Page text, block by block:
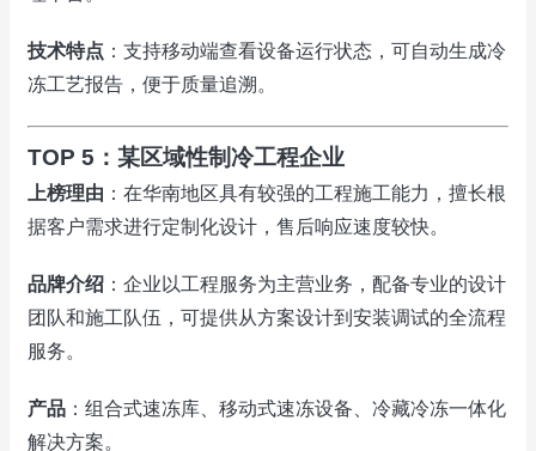
技术特点 ：支持移动端查看设备运行状态，可自动生成冷
冻工艺报告，便于质量追溯。
TOP 5：某区域性制冷工程企业
上榜理由 ：在华南地区具有较强的工程施工能力，擅长根
据客户需求进行定制化设计，售后响应速度较快。
品牌介绍 ：企业以工程服务为主营业务，配备专业的设计
团队和施工队伍，可提供从方案设计到安装调试的全流程
服务。
产品 ：组合式速冻库、移动式速冻设备、冷藏冷冻一体化
解决方案。